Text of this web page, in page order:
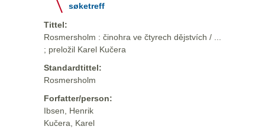
søketreff
Tittel:
Rosmersholm : činohra ve čtyrech dějstvích / ...
; preložil Karel Kučera
Standardtittel:
Rosmersholm
Forfatter/person:
Ibsen, Henrik
Kučera, Karel